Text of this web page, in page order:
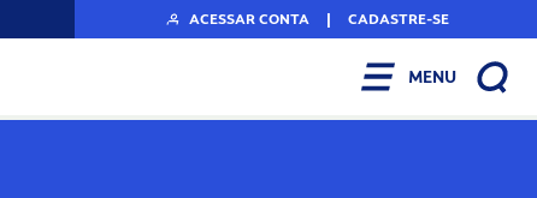
ACESSAR CONTA | CADASTRE-SE
MENU